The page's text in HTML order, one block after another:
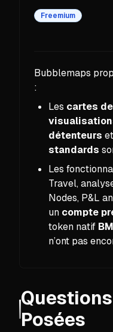
Freemium
Bubblemaps
:
Les cartes
détenteurs
standards
Les
Travel,
Nodes, P&L
un compte
token natif
n’ont pas
Posées